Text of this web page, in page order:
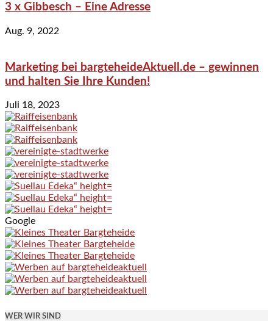
3 x Gibbesch – Eine Adresse
Aug. 9, 2022
Marketing bei bargteheideAktuell.de – gewinnen
und halten Sie Ihre Kunden!
Juli 18, 2023
Google
WER WIR SIND